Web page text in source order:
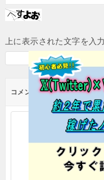
上に表示された文字を入
コメント